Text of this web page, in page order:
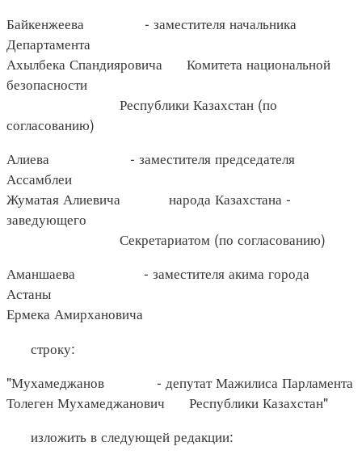
Байкенжеева - заместителя начальника
Департамента
Ахылбека Спандияровича Комитета национальной
безопасности
Республики Казахстан (по
согласованию)
Алиева - заместителя председателя
Ассамблеи
Жуматая Алиевича народа Казахстана -
заведующего
Секретариатом (по согласованию)
Аманшаева - заместителя акима города
Астаны
Ермека Амирхановича
строку:
"Мухамеджанов - депутат Мажилиса Парламента
Толеген Мухамеджанович Республики Казахстан"
изложить в следующей редакции: